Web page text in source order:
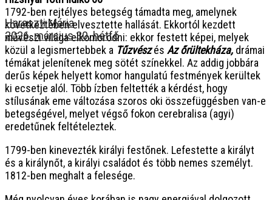
1792-ben rejtélyes betegség támadta meg, amelynek
következtében elvesztette hallását. Ekkortól kezdett
művészi világa elkomorodni: ekkor festett képei, melyek
közül a legismertebbek a Tűzvészés Az őrültekháza, drámai
témákat jelenítenek meg sötét színekkel. Az addig jobbára
derűs képek helyett komor hangulatú festmények kerültek
ki ecsetje alól. Több ízben feltették a kérdést, hogy
stílusának eme változása szoros oki összefüggésben van-e
betegségével, melyet végső fokon cerebralisa (agyi)
eredetűnek feltételeztek.
1799-ben kinevezték királyi festőnek. Lefestette a királyt
és a királynőt, a királyi családot és több nemes személyt.
1812-ben meghalt a felesége.
Haraszti Mária
2026. március 30. hétfő